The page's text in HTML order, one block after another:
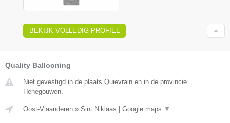
BEKIJK VOLLEDIG PROFIEL
Quality Ballooning
Niet gevestigd in de plaats Quievrain en in de provincie
Henegouwen.
Oost-Vlaanderen » Sint Niklaas Google maps ▼